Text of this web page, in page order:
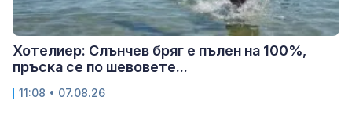
Хотелиер: Слънчев бряг е пълен на 100%,
пръска се по шевовете...
11:08 • 07.08.26